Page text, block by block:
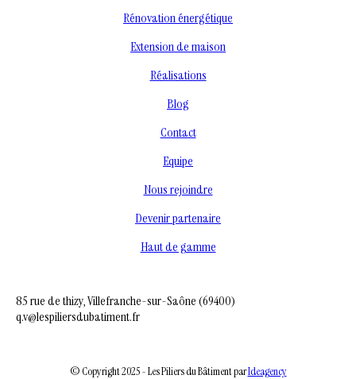
Rénovation énergétique
Extension de maison
Réalisations
Blog
Contact
Equipe
Nous rejoindre
Devenir partenaire
Haut de gamme
85 rue de thizy, Villefranche-sur-Saône (69400)
q.v@lespiliersdubatiment.fr
© Copyright 2025 - Les Piliers du Bâtiment parIdeagency